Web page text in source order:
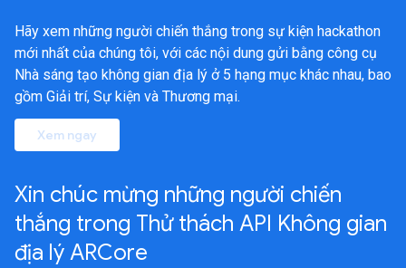
Hãy xem những người chiến thắng trong sự kiện hackathon
mới nhất của chúng tôi, với các nội dung gửi bằng công cụ
Nhà sáng tạo không gian địa lý ở 5 hạng mục khác nhau, bao
gồm Giải trí, Sự kiện và Thương mại.
Xem ngay
Xin chúc mừng những người chiến
thắng trong Thử thách API Không gian
địa lý ARCore